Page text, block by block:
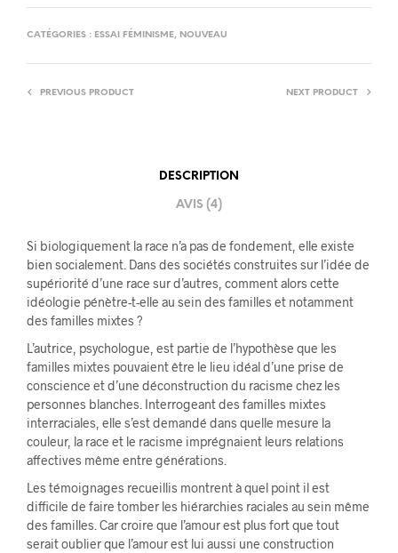
CATÉGORIES : ESSAI FÉMINISME, NOUVEAU
PREVIOUS PRODUCT NEXT PRODUCT
DESCRIPTION
AVIS (4)
Si biologiquement la race n’a pas de fondement, elle existe
bien socialement. Dans des sociétés construites sur l’idée de
supériorité d’une race sur d’autres, comment alors cette
idéologie pénètre-t-elle au sein des familles et notamment
des familles mixtes ?
L’autrice, psychologue, est partie de l’hypothèse que les
familles mixtes pouvaient être le lieu idéal d’une prise de
conscience et d’une déconstruction du racisme chez les
personnes blanches. Interrogeant des familles mixtes
interraciales, elle s’est demandé dans quelle mesure la
couleur, la race et le racisme imprégnaient leurs relations
affectives même entre générations.
Les témoignages recueillis montrent à quel point il est
difficile de faire tomber les hiérarchies raciales au sein même
des familles. Car croire que l’amour est plus fort que tout
serait oublier que l’amour est lui aussi une construction